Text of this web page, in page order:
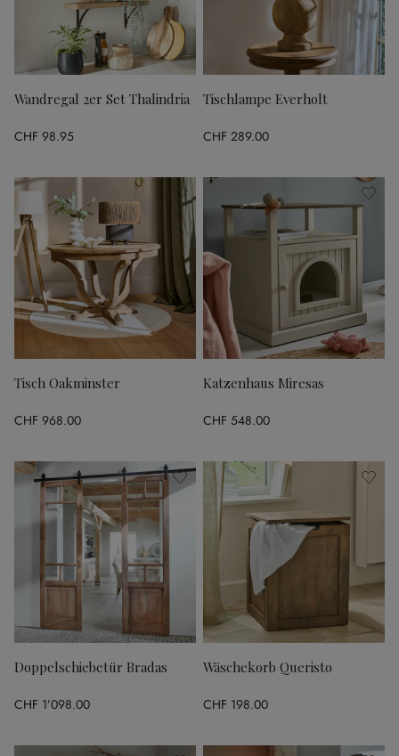
Wandregal 2er Set Thalindria
CHF 98.95
Tischlampe Everholt
CHF 289.00
Tisch Oakminster
CHF 968.00
Katzenhaus Miresas
CHF 548.00
Doppelschiebetür Bradas
CHF 1’098.00
Wäschekorb Queristo
CHF 198.00